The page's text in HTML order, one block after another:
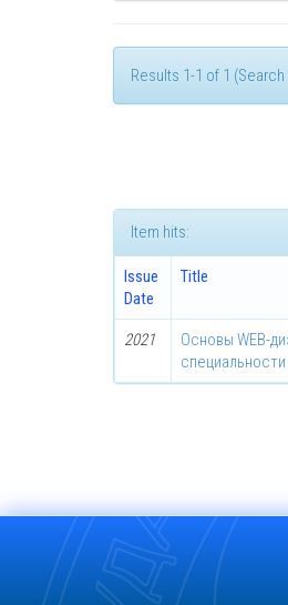
Results 1-1 of 1
Item hits:
Issue
Date
Title
2021
Основы WEB-